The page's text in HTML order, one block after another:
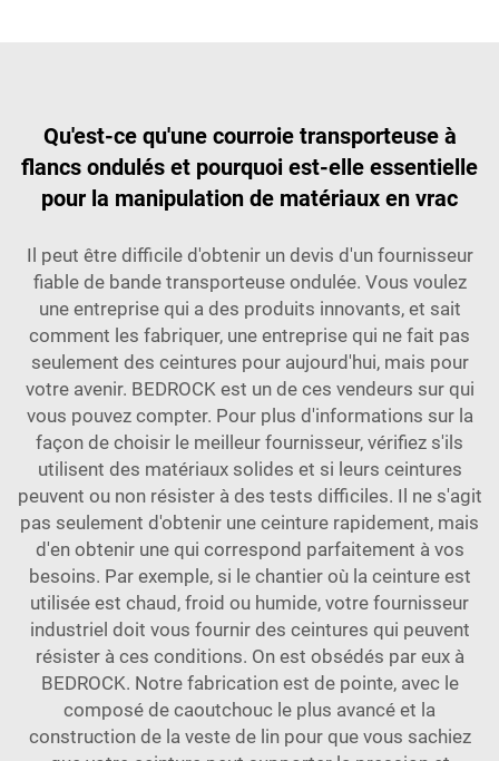
Qu'est-ce qu'une courroie transporteuse à
flancs ondulés et pourquoi est-elle essentielle
pour la manipulation de matériaux en vrac
Il peut être difficile d'obtenir un devis d'un fournisseur
fiable de bande transporteuse ondulée. Vous voulez
une entreprise qui a des produits innovants, et sait
comment les fabriquer, une entreprise qui ne fait pas
seulement des ceintures pour aujourd'hui, mais pour
votre avenir. BEDROCK est un de ces vendeurs sur qui
vous pouvez compter. Pour plus d'informations sur la
façon de choisir le meilleur fournisseur, vérifiez s'ils
utilisent des matériaux solides et si leurs ceintures
peuvent ou non résister à des tests difficiles. Il ne s'agit
pas seulement d'obtenir une ceinture rapidement, mais
d'en obtenir une qui correspond parfaitement à vos
besoins. Par exemple, si le chantier où la ceinture est
utilisée est chaud, froid ou humide, votre fournisseur
industriel doit vous fournir des ceintures qui peuvent
résister à ces conditions. On est obsédés par eux à
BEDROCK. Notre fabrication est de pointe, avec le
composé de caoutchouc le plus avancé et la
construction de la veste de lin pour que vous sachiez